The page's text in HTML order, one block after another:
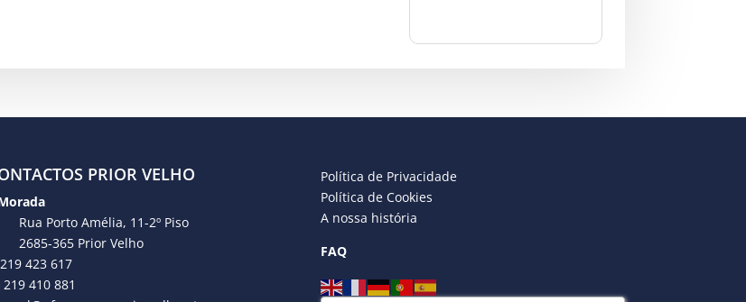
PRIOR VELHO
Rua Porto Amélia, 11-2º Piso
2685-365 Prior Velho
219 423 617
219 410 881
Política de Privacidade
Política de Cookies
A nossa história
FAQ